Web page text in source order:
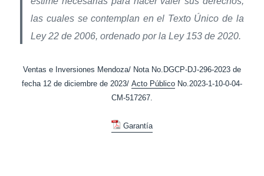
las cuales se contemplan en el Texto Único de la
Ley 22 de 2006, ordenado por la Ley 153 de 2020.
Ventas e Inversiones Mendoza/ Nota No.DGCP-DJ-296-2023 de
fecha 12 de diciembre de 2023/ Acto Público No.2023-1-10-0-04-
CM-517267.
Garantía